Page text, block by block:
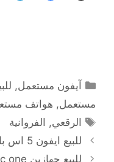
التصنيفات
آيفون مستعمل,
مستعمل, هواتف
الوسوم
الرقعي, الفروانية
للبيع ايفون 5 اس بالكرتون
للبيع جهازين htc one والثاني sony Xperia